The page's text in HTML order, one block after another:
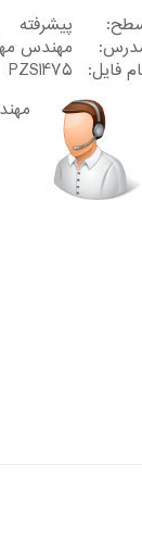
پیشرفته
مهندس
فایل: PZS1475